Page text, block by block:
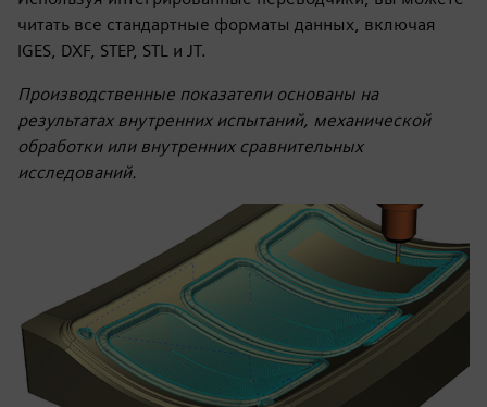
читать все стандартные форматы данных, включая
IGES, DXF, STEP, STL и JT.
Производственные показатели основаны на
результатах внутренних испытаний, механической
обработки или внутренних сравнительных
исследований.